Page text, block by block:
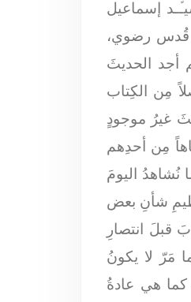
إسماعيل
قُدس رضوي،
مَرَّة لم أجد الحديثَ
مِن الكِتاب
غيرُ موجودٍ
مِن أحدِهم
نُشاهدُ اليومَ
شأنِ بعض
قبلَ انتصارِ
مَرّ لا يكونُ
كما هي عادةُ